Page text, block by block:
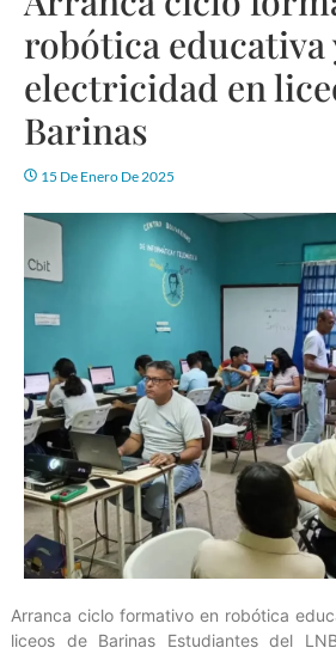
robótica educativa
electricidad en
Barinas
15 De Enero De 2025
Arranca ciclo formativo en robótica
liceos de Barinas Estudiantes del